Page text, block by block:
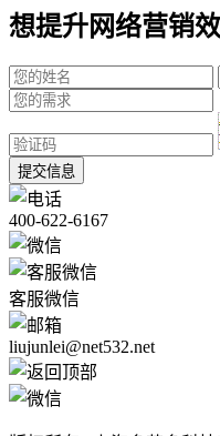
想提升网络营销
提交信息
400-622-6167
客服微信
liujunlei@net532.net